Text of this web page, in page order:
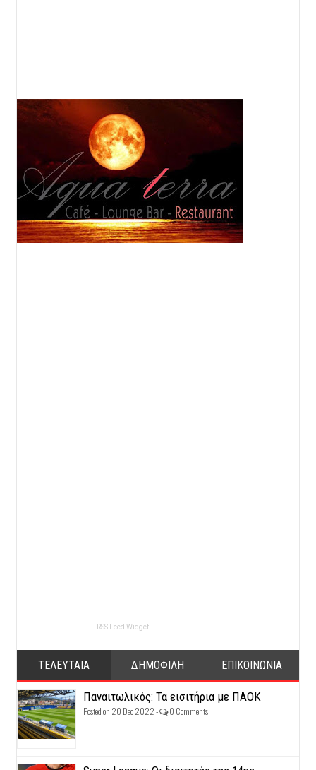
RSS Feed Widget
ΤΕΛΕΥΤΑΙΑ ΔΗΜΟΦΙΛΗ ΕΠΙΚΟΙΝΩΝΙΑ
Παναιτωλικός: Τα εισιτήρια με ΠΑΟΚ
Posted on 20 Dec 2022 - 0 Comments